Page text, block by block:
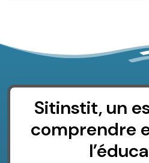
Sitinstit, un
comprendre